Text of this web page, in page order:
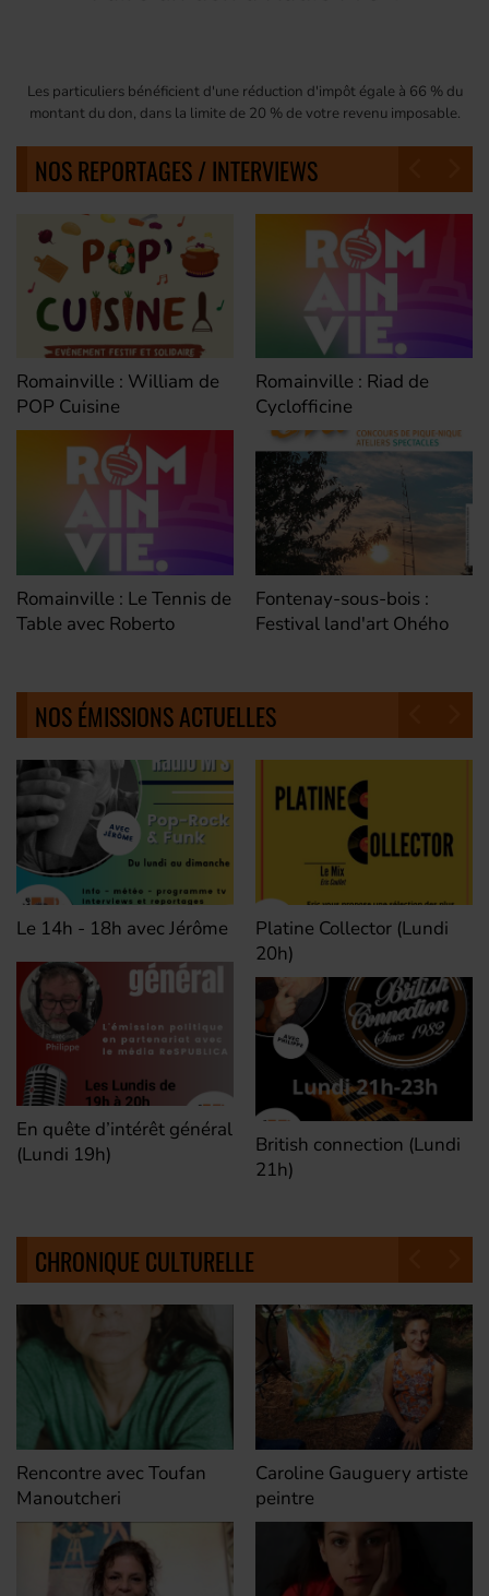
Les particuliersbénéficient d'une réduction d'impôt égale à 66 % du
montant du don, dans la limite de 20 % de votre revenu imposable.
NOS REPORTAGES / INTERVIEWS
Romainville : William de
POP Cuisine
Romainville : Le Tennis de
Table avec Roberto
Romainville : Riad de
Cyclofficine
Fontenay-sous-bois :
Festival land'art Ohého
NOS ÉMISSIONS ACTUELLES
Le 14h - 18h avec Jérôme
En quête d’intérêt général
(Lundi 19h)
Platine Collector (Lundi
20h)
British connection (Lundi
21h)
CHRONIQUE CULTURELLE
Rencontre avec Toufan
Manoutcheri
Caroline Gauguery artiste
peintre